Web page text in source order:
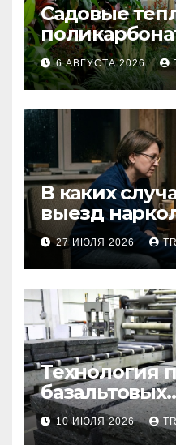
Садовые
и 6 мм
6 АВГУСТА 2026
В каких
выезд
пациенту
27 ИЮЛЯ 2026
Технология
базальтовых
по ГОСТ
10 ИЮЛЯ 2026